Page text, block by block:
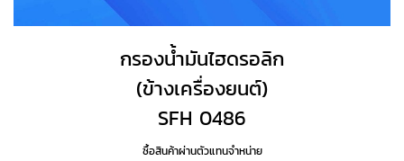
กรองน้ำมันไฮดรอลิก
(ข้างเครื่องยนต์)
SFH 0486
ซื้อสินค้าผ่านตัวแทนจำหน่าย